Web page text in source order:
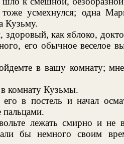
усмехнулся; одна
Кузьму.
здоровый, как яблоко,
его обычное веселое
в вашу комнату;
комнату Кузьмы.
в постель и начал
пальцами.
лежать смирно и не
бы немного своим